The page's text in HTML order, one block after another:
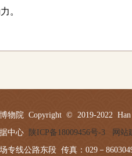
。
物院 Copyright © 2019-2022 Han
中心 陕ICP备18009456号-3 网站
专线公路东段 传真：029－